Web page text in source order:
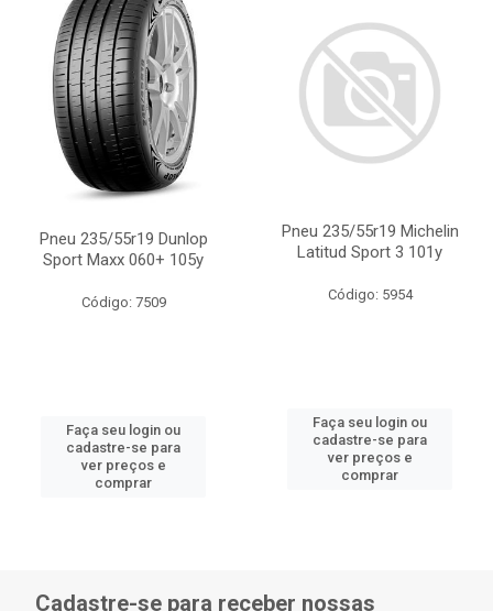
Pneu 235/55r19 Dunlop
Sport Maxx 060+ 105y
Código: 7509
Faça seu login ou
cadastre-se para
ver preços e
comprar
Pneu 235/55r19 Michelin
Latitud Sport 3 101y
Código: 5954
Faça seu login ou
cadastre-se para
ver preços e
comprar
Cadastre-se para receber nossas